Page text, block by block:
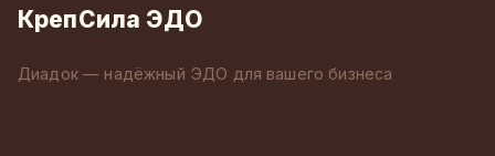
КрепСила ЭДО
Диадок — надёжный ЭДО для вашего бизнеса